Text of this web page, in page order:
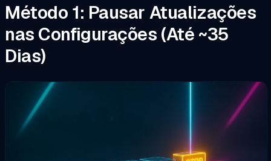
Método 1: Pausar Atualizações
nas Configurações (Até ~35
Dias)